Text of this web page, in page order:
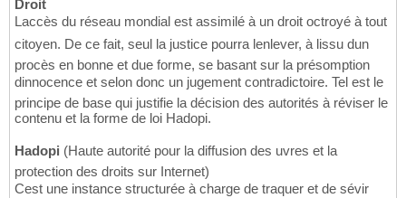
Droit
Laccès du réseau mondial est assimilé à un droit octroyé à tout
citoyen. De ce fait, seul la justice pourra lenlever, à lissu dun
procès en bonne et due forme, se basant sur la présomption
dinnocence et selon donc un jugement contradictoire. Tel est le
principe de base qui justifie la décision des autorités à réviser le
contenu et la forme de loi Hadopi.
Hadopi (Haute autorité pour la diffusion des uvres et la
protection des droits sur Internet)
Cest une instance structurée à charge de traquer et de sévir